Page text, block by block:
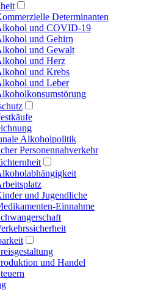
Determinanten
und COVID-19
und Gehirn
und Gewalt
und Herz
und Krebs
und Leber
Alkoholpolitik
Personennahverkehr
und Jugendliche
Einnahme
und Handel